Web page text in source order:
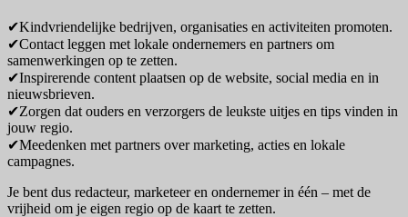
✔Kindvriendelijke bedrijven, organisaties en activiteiten promoten.
✔Contact leggen met lokale ondernemers en partners om
samenwerkingen op te zetten.
✔Inspirerende content plaatsen op de website, social media en in
nieuwsbrieven.
✔Zorgen dat ouders en verzorgers de leukste uitjes en tips vinden in
jouw regio.
✔Meedenken met partners over marketing, acties en lokale
campagnes.
Je bent dus redacteur, marketeer en ondernemer in één – met de
vrijheid om je eigen regio op de kaart te zetten.